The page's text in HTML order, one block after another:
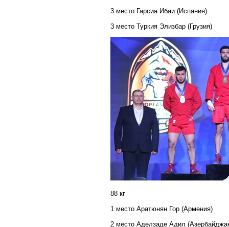
3 место Гарсиа Ибаи (Испания)
3 место Туркия Элизбар (Грузия)
88 кг
1 место Аратюнян Гор (Армения)
2 место Аделзаде Адил